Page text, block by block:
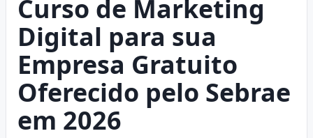
Curso de Marketing
Digital para sua
Empresa Gratuito
Oferecido pelo Sebrae
em 2026